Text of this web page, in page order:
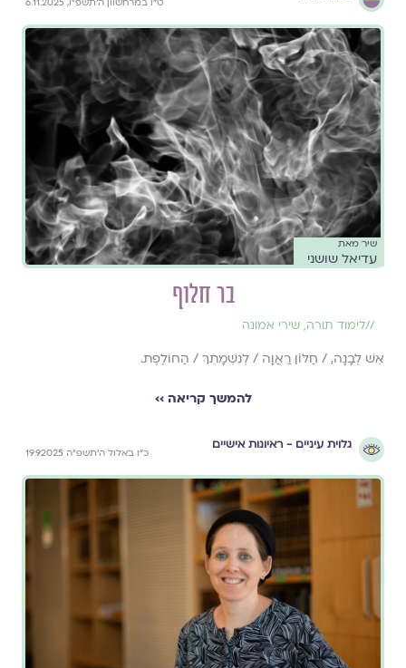
שיר מאת
עדיאל שושני
בר חלוף
//לימוד תורה, שירי אמונה
אֵשׁ לְבָנָה, / חַלּוֹן רַאֲוָה / לְנִשְׁמָתְךָ / הַחוֹלֶפֶת.
להמשך קריאה ››
גלוית עיניים - ראיונות אישיים
כ״ו באלול ה׳תשפ״ה 19.9.2025